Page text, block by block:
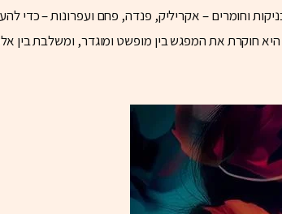
וחומרים – אקריליק, פנדה, פחם ועפרונות – כדי
היא חוקרת את המפגש בין מופשט ומוגדר, ומשלבת בין